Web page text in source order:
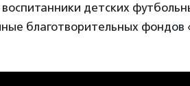
детских
благотворительных фондов